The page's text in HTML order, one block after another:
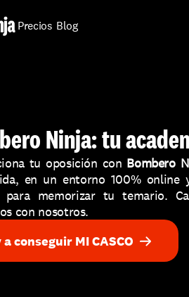
Precios Blog
Ninja: tu
tu oposición con Bombero
en un entorno 100% online
para memorizar tu temario.
con nosotros.
a conseguir MI CASCO